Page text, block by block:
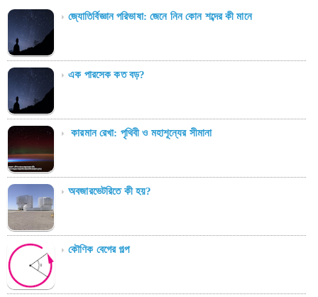
জ্যোতির্বিজ্ঞান পরিভাষা: জেনে নিন কোন শব্দের কী মানে
এক পারসেক কত বড়?
কারমান রেখা: পৃথিবী ও মহাশূন্যের সীমানা
অবজারভেটরিতে কী হয়?
কৌণিক বেগের গল্প